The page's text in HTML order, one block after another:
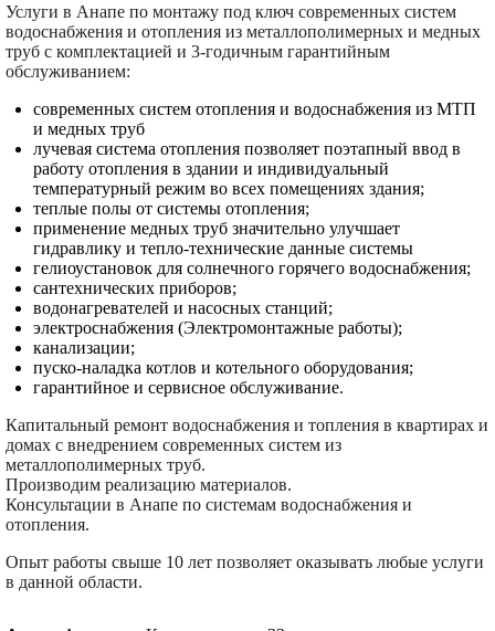
Услуги в Анапе по монтажу под ключ современных систем
водоснабжения и отопления из металлополимерных и медных
труб с комплектацией и 3-годичным гарантийным
обслуживанием:
современных систем отопления и водоснабжения из МТП
и медных труб
лучевая система отопления позволяет поэтапный ввод в
работу отопления в здании и индивидуальный
температурный режим во всех помещениях здания;
теплые полы от системы отопления;
применение медных труб значительно улучшает
гидравлику и тепло-технические данные системы
гелиоустановок для солнечного горячего водоснабжения;
сантехнических приборов;
водонагревателей и насосных станций;
электроснабжения (Электромонтажные работы);
канализации;
пуско-наладка котлов и котельного оборудования;
гарантийное и сервисное обслуживание.
Капитальный ремонт водоснабжения и топления в квартирах и
домах с внедрением современных систем из
металлополимерных труб.
Производим реализацию материалов.
Консультации в Анапе по системам водоснабжения и
отопления.
Опыт работы свыше 10 лет позволяет оказывать любые услуги
в данной области.